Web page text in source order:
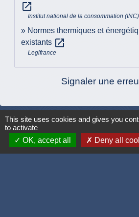
open_in_new
Institut national de la consommation (INC)
Normes thermiques et
existants open_in_new
Legifrance
Signaler une
Accueil /
Commune de
This site uses cookies and gives you
to activate
OK, accept all
Deny all